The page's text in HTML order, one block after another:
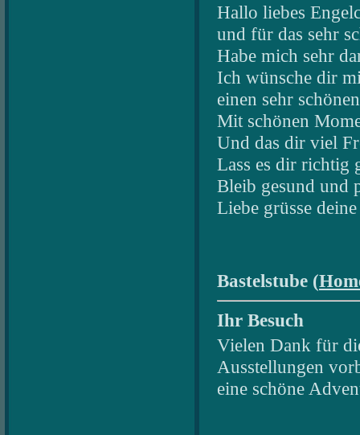
Hallo liebes
und für das sehr
Habe mich sehr
Ich wünsche dir
einen sehr
Mit schönen
Und das dir viel
Lass es dir richtig
Bleib gesund und
Liebe grüsse
Bastelstube (
Ihr Besuch
Vielen Dank für
Ausstellungen
eine schöne